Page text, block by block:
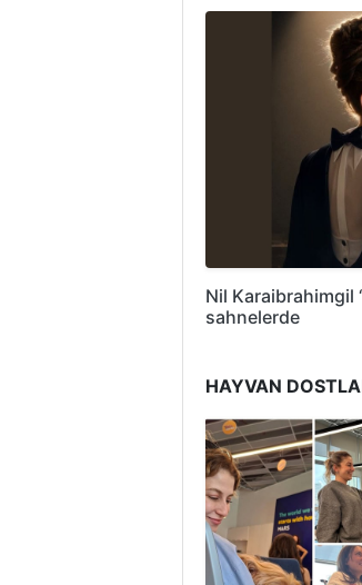
Nil Karaibrahimgil
sahnelerde
HAYVAN